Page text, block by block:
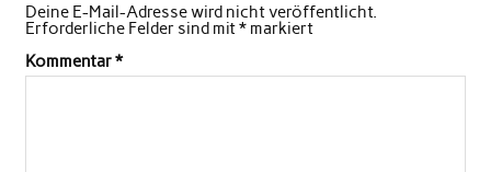
Deine E-Mail-Adresse wird nicht veröffentlicht.
Erforderliche Felder sind mit*markiert
Kommentar*